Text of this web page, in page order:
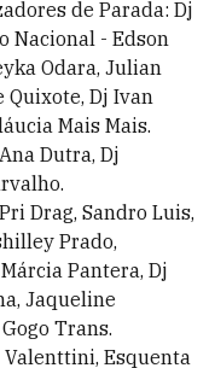
de Parada: Dj
Nacional - Edson
Odara, Julian
Quixote, Dj Ivan
Mais Mais.
Dutra, Dj
Drag, Sandro Luis,
Prado,
Pantera, Dj
Jaqueline
Trans.
Esquenta